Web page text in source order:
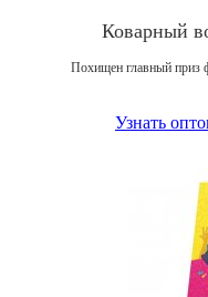
Коварный
Похищен главный приз
Узнать